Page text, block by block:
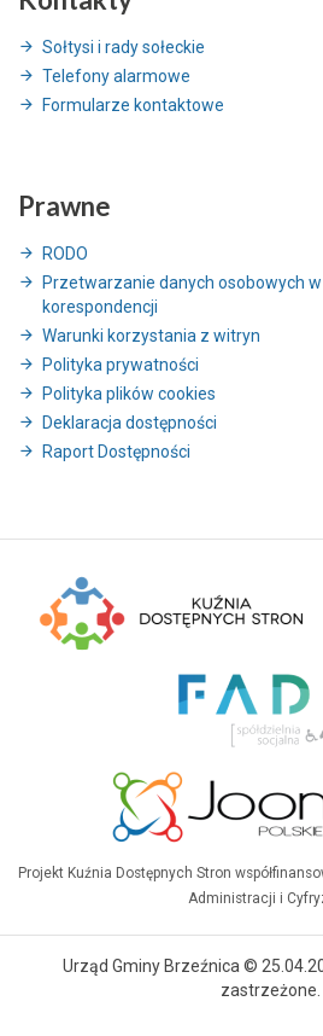
Sołtysi i rady sołeckie
Telefony alarmowe
Formularze kontaktowe
Prawne
RODO
Przetwarzanie danych osobowych
korespondencji
Warunki korzystania z witryn
Polityka prywatności
Polityka plików cookies
Deklaracja dostępności
Raport Dostępności
Projekt Kuźnia Dostępnych Stron
Administracji i
Urząd Gminy Brzeźnica ©
zastrzeżone.